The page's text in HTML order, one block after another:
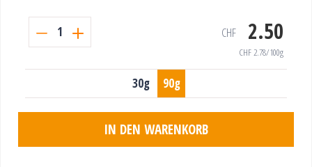
1 CHF 2.50
CHF2.78/100g
30g 90g
IN DEN WARENKORB